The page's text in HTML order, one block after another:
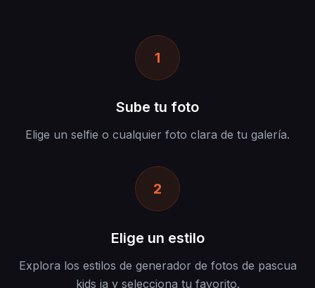
1
Sube tu foto
Elige un selfie o cualquier foto clara de tu galería.
2
Elige un estilo
Explora los estilos de generador de fotos de pascua
kids ia y selecciona tu favorito.